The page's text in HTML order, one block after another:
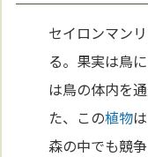
セイロンマン
る。果実は鳥
は鳥の体内を
た、この植物
森の中でも競